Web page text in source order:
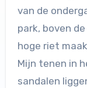
van de
park, boven
hoge riet
Mijn tenen in
sandalen